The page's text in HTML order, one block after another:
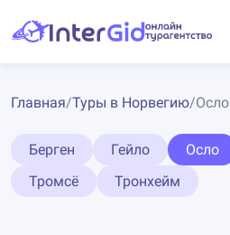
Главная/Туры в Норвегию/Осло
Берген Гейло Осло
Тромсё
Тронхейм